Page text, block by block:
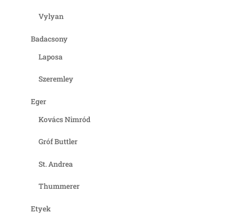
Vylyan
Badacsony
Laposa
Szeremley
Eger
Kovács Nimród
Gróf Buttler
St. Andrea
Thummerer
Etyek